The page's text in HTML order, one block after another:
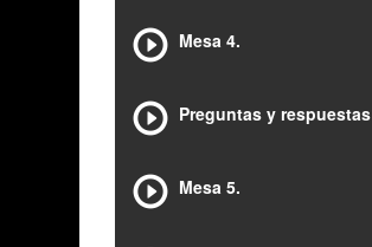
Mesa 4.
Preguntas y respuestas
Mesa 5.